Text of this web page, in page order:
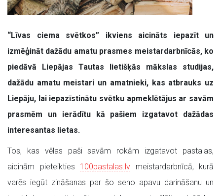
“Līvas ciema svētkos” ikviens aicināts iepazīt un
izmēģināt dažādu amatu prasmes meistardarbnīcās, ko
piedāvā Liepājas Tautas lietišķās mākslas studijas,
dažādu amatu meistari un amatnieki, kas atbrauks uz
Liepāju, lai iepazīstinātu svētku apmeklētājus ar savām
prasmēm un ierādītu kā pašiem izgatavot dažādas
interesantas lietas.
Tos, kas vēlas paši savām rokām izgatavot pastalas,
aicinām pieteikties 100pastalas.lv meistardarbnīcā, kurā
varēs iegūt zināšanas par šo seno apavu darināšanu un